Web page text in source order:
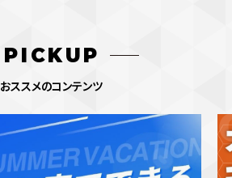
PICKUP
おススメのコンテンツ